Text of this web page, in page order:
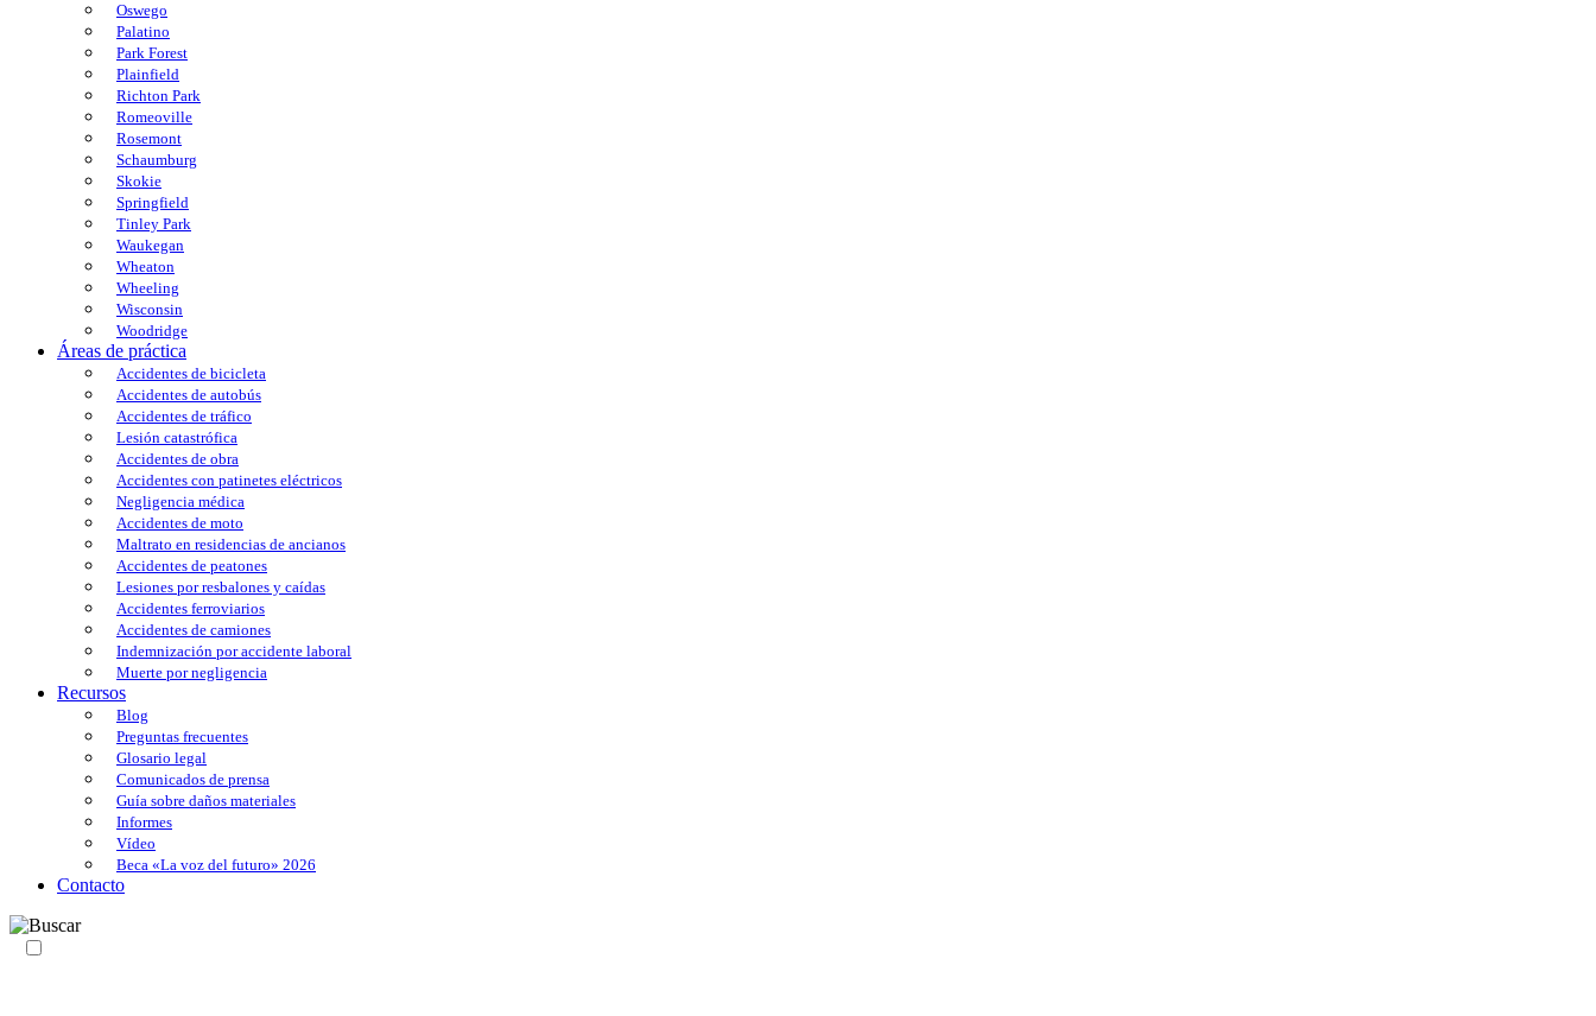
Oswego
Palatino
Park Forest
Plainfield
Richton Park
Romeoville
Rosemont
Schaumburg
Skokie
Springfield
Tinley Park
Waukegan
Wheaton
Wheeling
Wisconsin
Woodridge
Áreas de práctica
Accidentes de bicicleta
Accidentes de autobús
Accidentes de tráfico
Lesión catastrófica
Accidentes de obra
Accidentes con patinetes eléctricos
Negligencia médica
Accidentes de moto
Maltrato en residencias de ancianos
Accidentes de peatones
Lesiones por resbalones y caídas
Accidentes ferroviarios
Accidentes de camiones
Indemnización por accidente laboral
Muerte por negligencia
Recursos
Blog
Preguntas frecuentes
Glosario legal
Comunicados de prensa
Guía sobre daños materiales
Informes
Vídeo
Beca «La voz del futuro» 2026
Contacto